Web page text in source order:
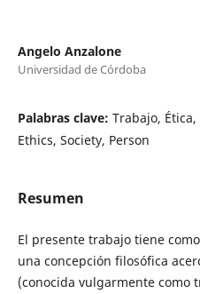
Angelo Anzalone
Universidad de Córdoba
Palabras clave: Trabajo, Ética,
Ethics, Society, Person
Resumen
El presente trabajo tiene
una concepción filosófica
(conocida vulgarmente como